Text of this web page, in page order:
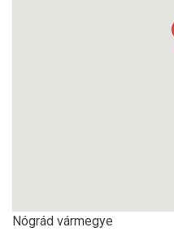
Nógrád vármegye